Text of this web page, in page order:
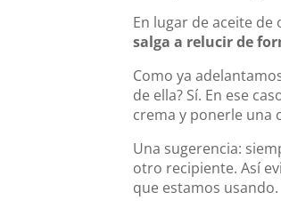
En lugar de aceite
salga a relucir de
Como ya
de ella? Sí. En ese
crema y ponerle una
Una sugerencia:
otro recipiente. Así
que estamos usando.